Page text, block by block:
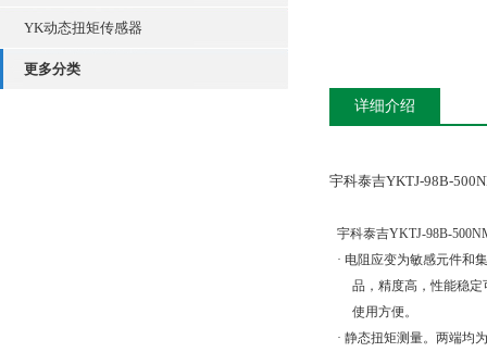
YK动态扭矩传感器
更多分类
详细介绍
宇科泰吉YKTJ-98B-
宇科泰吉YKTJ-98B-
· 电阻应变为敏感元件和
品，精度高，性能稳
使用方便。
·静态扭矩测量。两端均